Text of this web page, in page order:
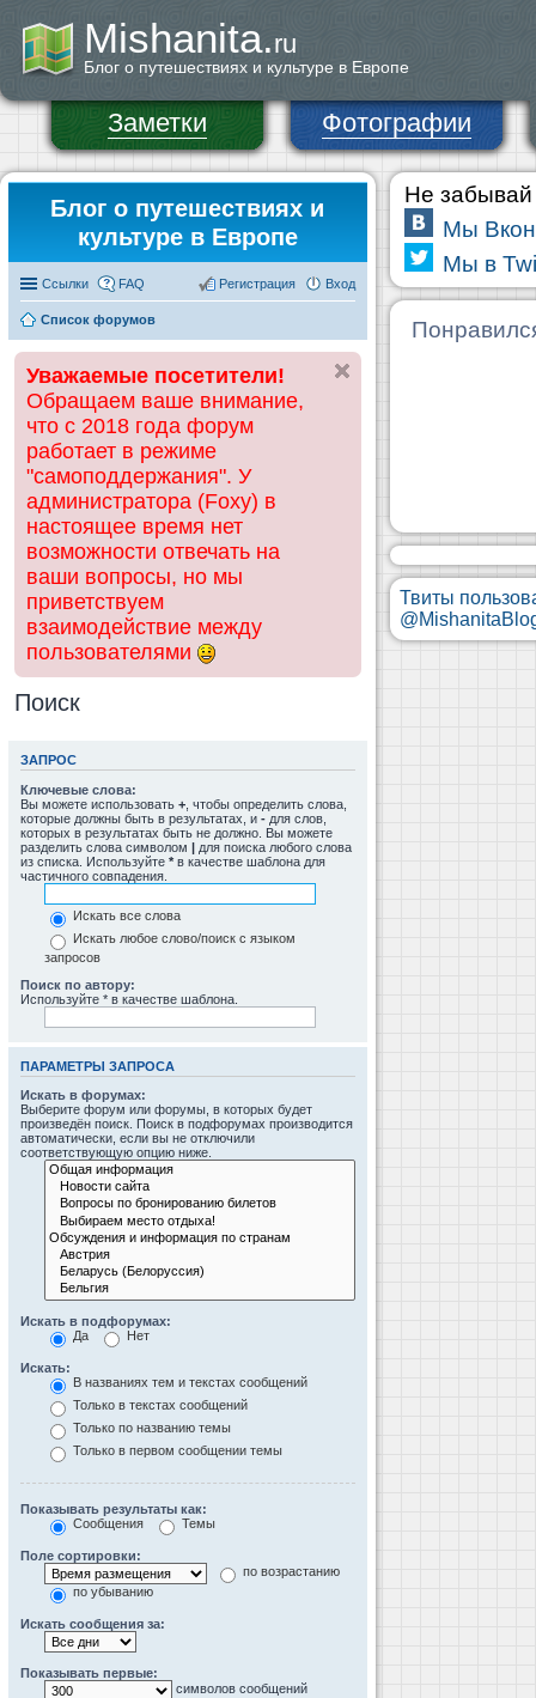
Mishanita.ru
Блог о путешествиях и культуре в Европе
Заметки Фотографии
Блог о путешествиях и
культуре в Европе
Ссылки FAQ Вход
Регистрация
Список форумов
Уважаемые посетители!
Обращаем ваше внимание,
что с 2018 года форум
работает в режиме
"самоподдержания". У
администратора (Foxy) в
настоящее время нет
возможности отвечать на
ваши вопросы, но мы
приветствуем
взаимодействие между
пользователями
Поиск
ЗАПРОС
Ключевые слова:
Вы можете использовать + , чтобы определить слова,
которые должны быть в результатах, и - для слов,
которых в результатах быть не должно. Вы можете
разделить слова символом | для поиска любого слова
из списка. Используйте * в качестве шаблона для
частичного совпадения.
Искать все слова
Искать любое слово/поиск с языком
запросов
Поиск по автору:
Используйте * в качестве шаблона.
ПАРАМЕТРЫ ЗАПРОСА
Искать в форумах:
Выберите форум или форумы, в которых будет
произведён поиск. Поиск в подфорумах производится
автоматически, если вы не отключили
соответствующую опцию ниже.
Искать в подфорумах:
Да
Нет
Искать:
В названиях тем и текстах сообщений
Только в текстах сообщений
Только по названию темы
Только в первом сообщении темы
Показывать результаты как:
Сообщения
Темы
Поле сортировки:
по возрастанию
по убыванию
Искать сообщения за:
Показывать первые:
символов сообщений
Не забывай
Мы
Мы в
Твиты